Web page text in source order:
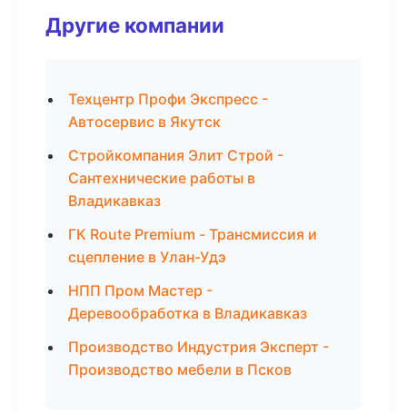
Другие компании
Техцентр Профи Экспресс -
Автосервис в Якутск
Стройкомпания Элит Строй -
Сантехнические работы в
Владикавказ
ГК Route Premium - Трансмиссия и
сцепление в Улан-Удэ
НПП Пром Мастер -
Деревообработка в Владикавказ
Производство Индустрия Эксперт -
Производство мебели в Псков